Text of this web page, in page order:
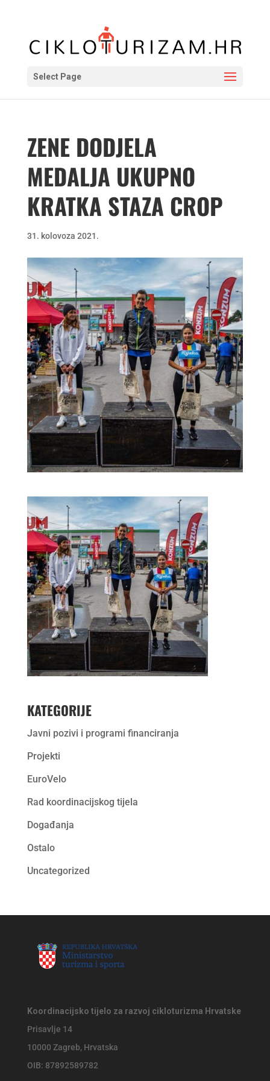
Select Page
ZENE DODJELA
MEDALJA UKUPNO
KRATKA STAZA CROP
31. kolovoza 2021.
KATEGORIJE
Javni pozivi i programi financiranja
Projekti
EuroVelo
Rad koordinacijskog tijela
Događanja
Ostalo
Uncategorized
Koordinacijsko tijelo za razvoj cikloturizma Hrvatske
Prisavlje 14
10000 Zagreb, Hrvatska
OIB: 87892589782